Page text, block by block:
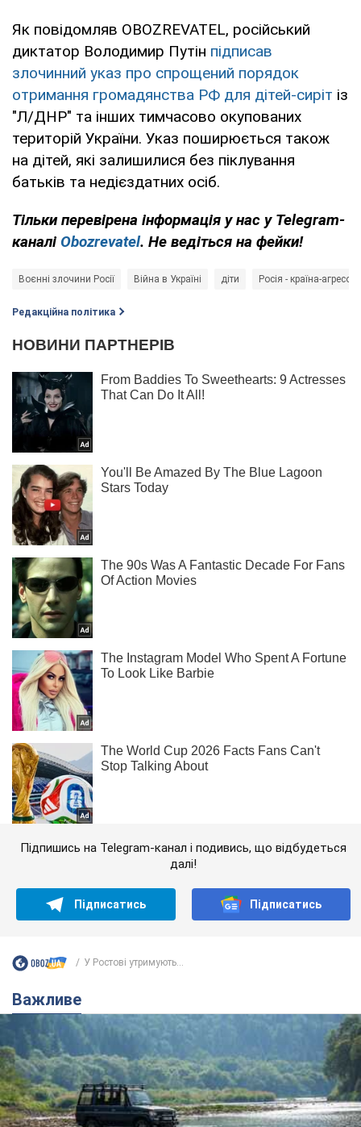
Як повідомляв OBOZREVATEL, російський
диктатор Володимир Путін підписав
злочинний указ про спрощений порядок
отримання громадянства РФ для дітей-сиріт із
"Л/ДНР" та інших тимчасово окупованих
територій України. Указ поширюється також
на дітей, які залишилися без піклування
батьків та недієздатних осіб.
Тільки перевірена інформація у нас у Telegram-
каналі Obozrevatel. Не ведіться на фейки!
Воєнні злочини Росії Війна в Україні діти Росія - країна-агресор
Редакційна політика
Підпишись на Telegram-канал і подивись, що відбудеться
далі!
Підписатись Підписатись
У Ростові утримують...
Важливе